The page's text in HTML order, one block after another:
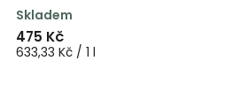
Skladem
475 Kč
633,33 Kč / 1 l